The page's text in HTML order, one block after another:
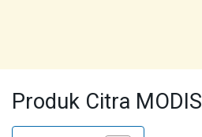
Produk Citra MODIS